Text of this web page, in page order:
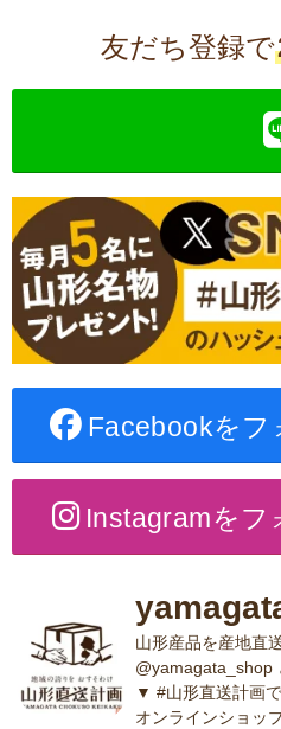
友だち登録で
Facebookをフ
Instagramをフ
山形産品を産地直
@yamagata_shop
▼ #山形直送計画
オンラインショッ